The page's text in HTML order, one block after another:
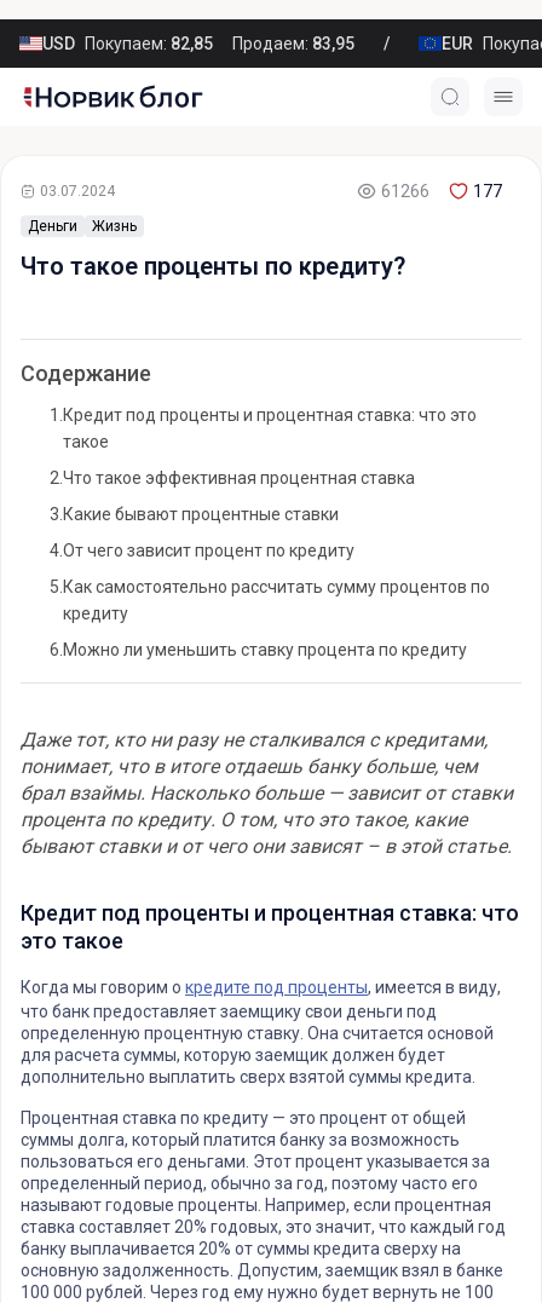
USD Покупаем: 82,85 Продаем: 83,95 EUR
Деньги Жизнь
03.07.2024 61266 177
Что такое проценты по кредиту?
Содержание
1. Кредит под проценты и процентная ставка: что это
такое
2. Что такое эффективная процентная ставка
3. Какие бывают процентные ставки
4.От чего зависит процент по кредиту
5. Как самостоятельно рассчитать сумму процентов по
кредиту
6. Можно ли уменьшить ставку процента по кредиту
Даже тот, кто ни разу не сталкивался с кредитами,
понимает, что в итоге отдаешь банку больше, чем
брал взаймы. Насколько больше — зависит от ставки
процента по кредиту. О том, что это такое, какие
бывают ставки и от чего они зависят – в этой статье.
Кредит под проценты и процентная ставка: что
это такое
Когда мы говорим о кредите под проценты, имеется в виду,
что банк предоставляет заемщику свои деньги под
определенную процентную ставку. Она считается основой
для расчета суммы, которую заемщик должен будет
дополнительно выплатить сверх взятой суммы кредита.
Процентная ставка по кредиту — это процент от общей
суммы долга, который платится банку за возможность
пользоваться его деньгами. Этот процент указывается за
определенный период, обычно за год, поэтому часто его
называют годовые проценты. Например, если процентная
ставка составляет 20% годовых, это значит, что каждый год
банку выплачивается 20% от суммы кредита сверху на
основную задолженность. Допустим, заемщик взял в банке
100 000 рублей. Через год ему нужно будет вернуть не 100